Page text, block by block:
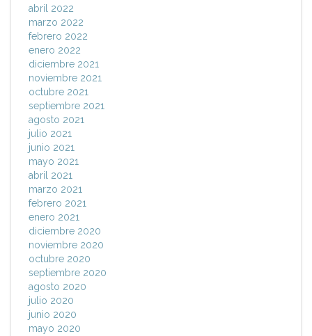
abril 2022
marzo 2022
febrero 2022
enero 2022
diciembre 2021
noviembre 2021
octubre 2021
septiembre 2021
agosto 2021
julio 2021
junio 2021
mayo 2021
abril 2021
marzo 2021
febrero 2021
enero 2021
diciembre 2020
noviembre 2020
octubre 2020
septiembre 2020
agosto 2020
julio 2020
junio 2020
mayo 2020